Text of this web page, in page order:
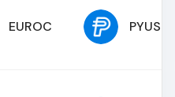
EUROC PYUSD